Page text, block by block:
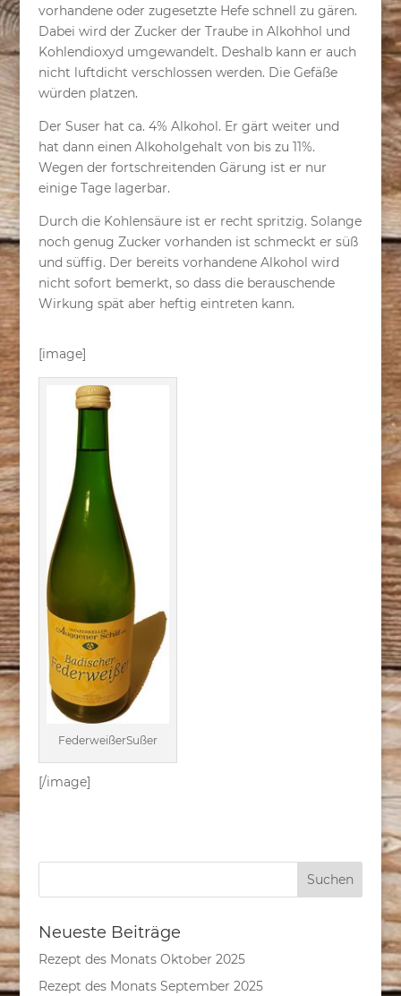
vorhandene oder zugesetzte Hefe schnell zu gären.
Dabei wird der Zucker der Traube in Alkohhol und
Kohlendioxyd umgewandelt. Deshalb kann er auch
nicht luftdicht verschlossen werden. Die Gefäße
würden platzen.
Der Suser hat ca. 4% Alkohol. Er gärt weiter und
hat dann einen Alkoholgehalt von bis zu 11%.
Wegen der fortschreitenden Gärung ist er nur
einige Tage lagerbar.
Durch die Kohlensäure ist er recht spritzig. Solange
noch genug Zucker vorhanden ist schmeckt er süß
und süffig. Der bereits vorhandene Alkohol wird
nicht sofort bemerkt, so dass die berauschende
Wirkung spät aber heftig eintreten kann.
[image]
FederweißerSußer
[/image]
Neueste Beiträge
Rezept des Monats Oktober 2025
Rezept des Monats September 2025